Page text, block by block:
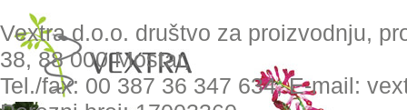
Vextra d.o.o. društvo za proizvodnju,
38, 88 000 Mostar,
Tel./fax: 00 387 36 347 634, E-mail: